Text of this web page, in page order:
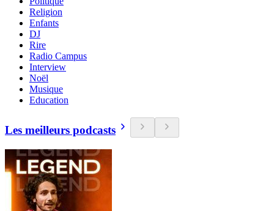
Religion
Enfants
DJ
Rire
Radio Campus
Interview
Noël
Musique
Education
Les meilleurs podcasts